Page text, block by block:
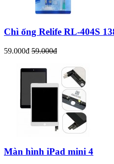
Chì ống Relife RL-404S
59.000đ 59.000đ
Màn hình iPad mini 4